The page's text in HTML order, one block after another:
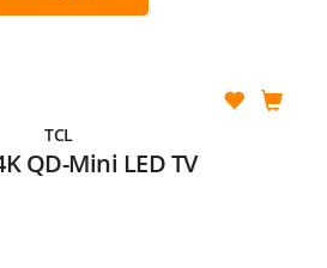
TCL
QD-Mini LED TV